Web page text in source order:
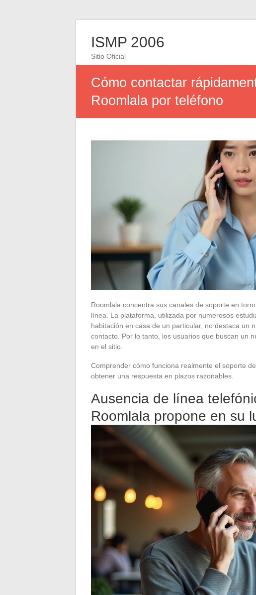
ISMP 2006
Sitio Oficial
Cómo contactar
Roomlala por teléfono
Roomlala concentra sus canales de soporte en
línea. La plataforma, utilizada por numerosos
habitación en casa de un particular, no destaca un
contacto. Por lo tanto, los usuarios que buscan un
en el sitio.
Comprender cómo funciona realmente el soporte
obtener una respuesta en plazos razonables.
Ausencia de línea
Roomlala propone en su